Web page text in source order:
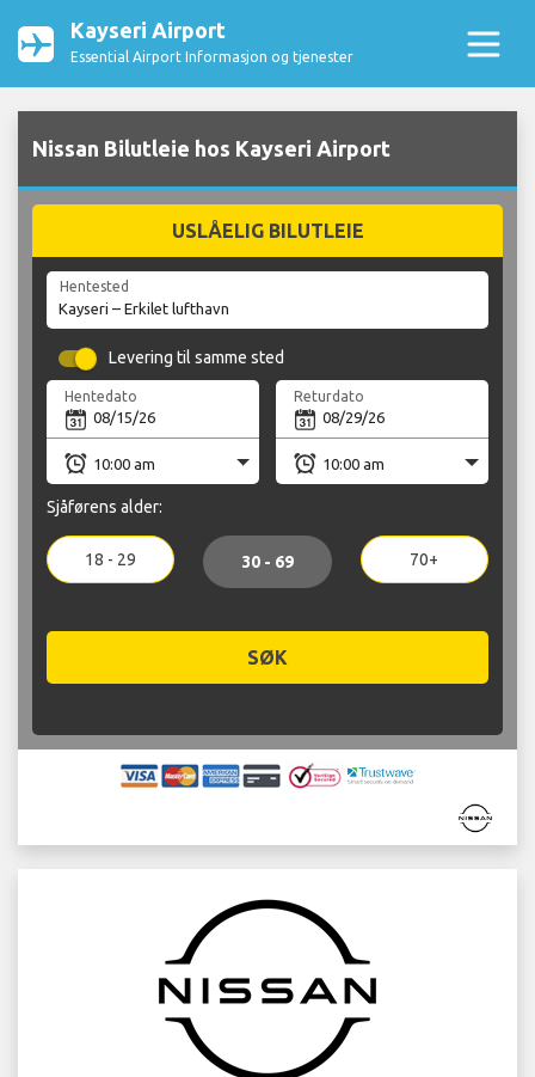
Kayseri Airport
Essential Airport Informasjon og tjenester
Nissan Bilutleie hos Kayseri Airport
USLÅELIG BILUTLEIE
Hentested
Levering til samme sted
Hentedato Returdato
Sjåførens alder:
18 - 29 30 - 69 70+
SØK